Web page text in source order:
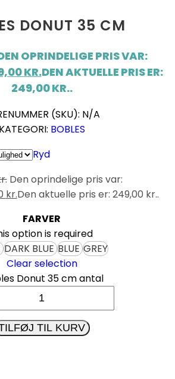
DONUT 35 CM
OPRINDELIGE PRIS VAR:
KR.DEN AKTUELLE PRIS ER:
249,00 KR..
(SKU): N/A
KATEGORI: BOBLES
Ryd
Den oprindelige pris var:
kr.Den aktuelle pris er: 249,00 kr..
FARVER
option is required
DARK BLUEBLUEGREY
Clear selection
Donut 35 cm antal
TIL KURV